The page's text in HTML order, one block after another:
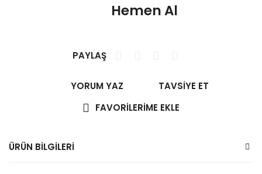
Hemen Al
PAYLAŞ
YORUM YAZ TAVSİYE ET
ÜRÜN BİLGİLERİ